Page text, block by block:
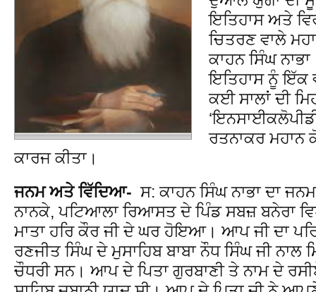
ਇਤਿਹਾਸ ਅਤੇ
ਚਿਤਰਣ ਵਾਲੇ
ਕਾਹਨ ਸਿੰਘ
ਇਤਿਹਾਸ ਨੂੰ ਇੱਕ
ਕਈ ਸਾਲਾਂ ਦੀ
ਰਤਨਾਕਰ ਮਹਾਨ
ਕਾਰਜ ਕੀਤਾ।
ਜਨਮ ਅਤੇ ਵਿੱਦਿਆ- ਸ: ਕਾਹਨ ਸਿੰਘ ਨਾਭਾ ਦਾ
ਨਾਨਕੇ, ਪਟਿਆਲਾ ਰਿਆਸਤ ਦੇ ਪਿੰਡ ਸਬਜ਼ ਬਨੇਰਾ
ਮਾਤਾ ਹਰਿ ਕੌਰ ਜੀ ਦੇ ਘਰ ਹੋਇਆ। ਆਪ ਜੀ ਦਾ
ਰਣਜੀਤ ਸਿੰਘ ਦੇ ਮੁਸਾਹਿਬ ਬਾਬਾ ਨੌਧ ਸਿੰਘ ਜੀ ਨਾਲ
ਚੌਧਰੀ ਸਨ। ਆਪ ਦੇ ਪਿਤਾ ਗੁਰਬਾਣੀ ਤੇ ਨਾਮ ਦੇ